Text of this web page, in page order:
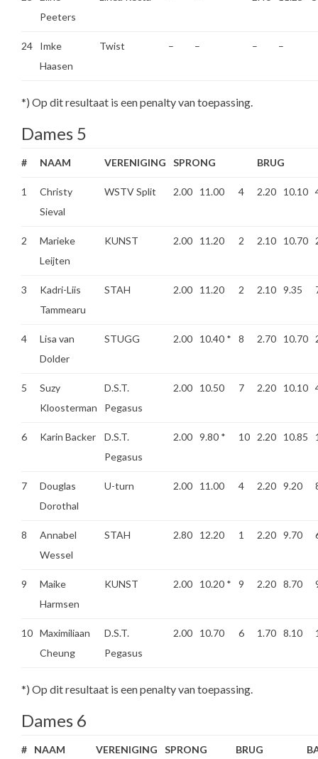
Peeters
24
Imke
Haasen
Twist – – – –
*) Op dit resultaat is een penalty van toepassing.
Dames 5
# NAAM VERENIGING SPRONG BRUG
1
Christy
Sieval
WSTV Split 2.00 11.00 4 2.20 10.10
2
Marieke
Leijten
KUNST 2.00 11.20 2 2.10 10.70
3
Kadri-Liis
Tammearu
STAH 2.00 11.20 2 2.10 9.35
4
Lisa van
Dolder
STUGG 2.00 10.40 * 8 2.70 10.70
5
Suzy
Kloosterman
D.S.T.
Pegasus
2.00 10.50 7 2.20 10.10
6 Karin Backer
D.S.T.
Pegasus
2.00 9.80 * 10 2.20 10.85
7
Douglas
Dorothal
U-turn 2.00 11.00 4 2.20 9.20
8
Annabel
Wessel
STAH 2.80 12.20 1 2.20 9.70
9
Maike
Harmsen
KUNST 2.00 10.20 * 9 2.20 8.70
10 Maximiliaan
Cheung
D.S.T.
Pegasus
2.00 10.70 6 1.70 8.10
*) Op dit resultaat is een penalty van toepassing.
Dames 6
# NAAM VERENIGING SPRONG BRUG